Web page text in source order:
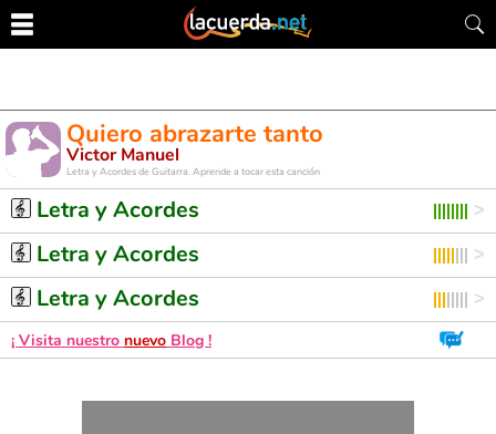
Quiero abrazarte tanto
Victor Manuel
Letra y Acordes de Guitarra. Aprende a tocar esta canción
Letra y Acordes
Letra y Acordes
Letra y Acordes
¡ Visita nuestro nuevo Blog !